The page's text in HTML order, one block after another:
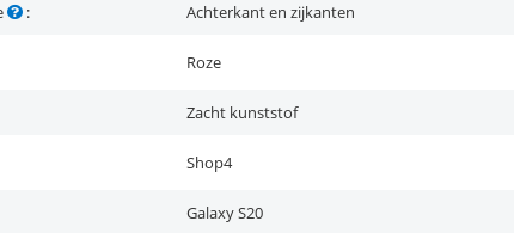
: Achterkant en zijkanten
Roze
Zacht kunststof
Shop4
Galaxy S20